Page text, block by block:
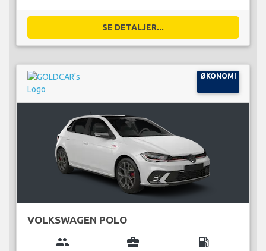
SE DETALJER...
ØKONOMI
VOLKSWAGEN POLO
group business_center local_gas_station